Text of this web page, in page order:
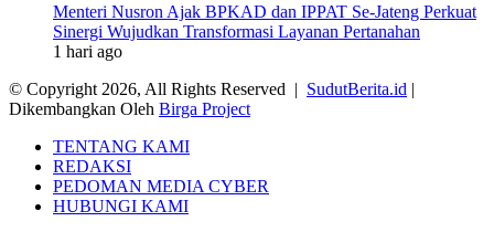
Menteri Nusron Ajak BPKAD dan IPPAT Se-Jateng Perkuat
Sinergi Wujudkan Transformasi Layanan Pertanahan
1 hari ago
© Copyright 2026, All Rights Reserved | SudutBerita.id |
Dikembangkan Oleh Birga Project
TENTANG KAMI
REDAKSI
PEDOMAN MEDIA CYBER
HUBUNGI KAMI